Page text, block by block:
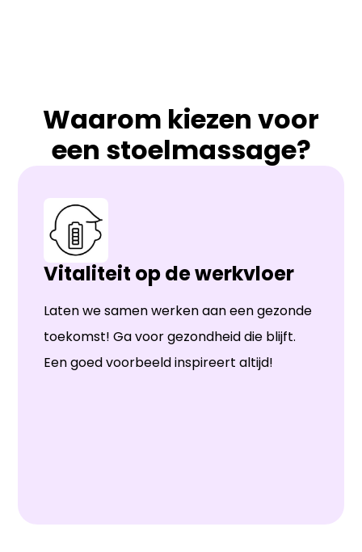
Waarom kiezen voor
een stoelmassage?
Vitaliteit op de werkvloer
Laten we samen werken aan een gezonde
toekomst! Ga voor gezondheid die blijft.
Een goed voorbeeld inspireert altijd!